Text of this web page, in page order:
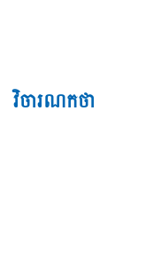
វិចារណកថា